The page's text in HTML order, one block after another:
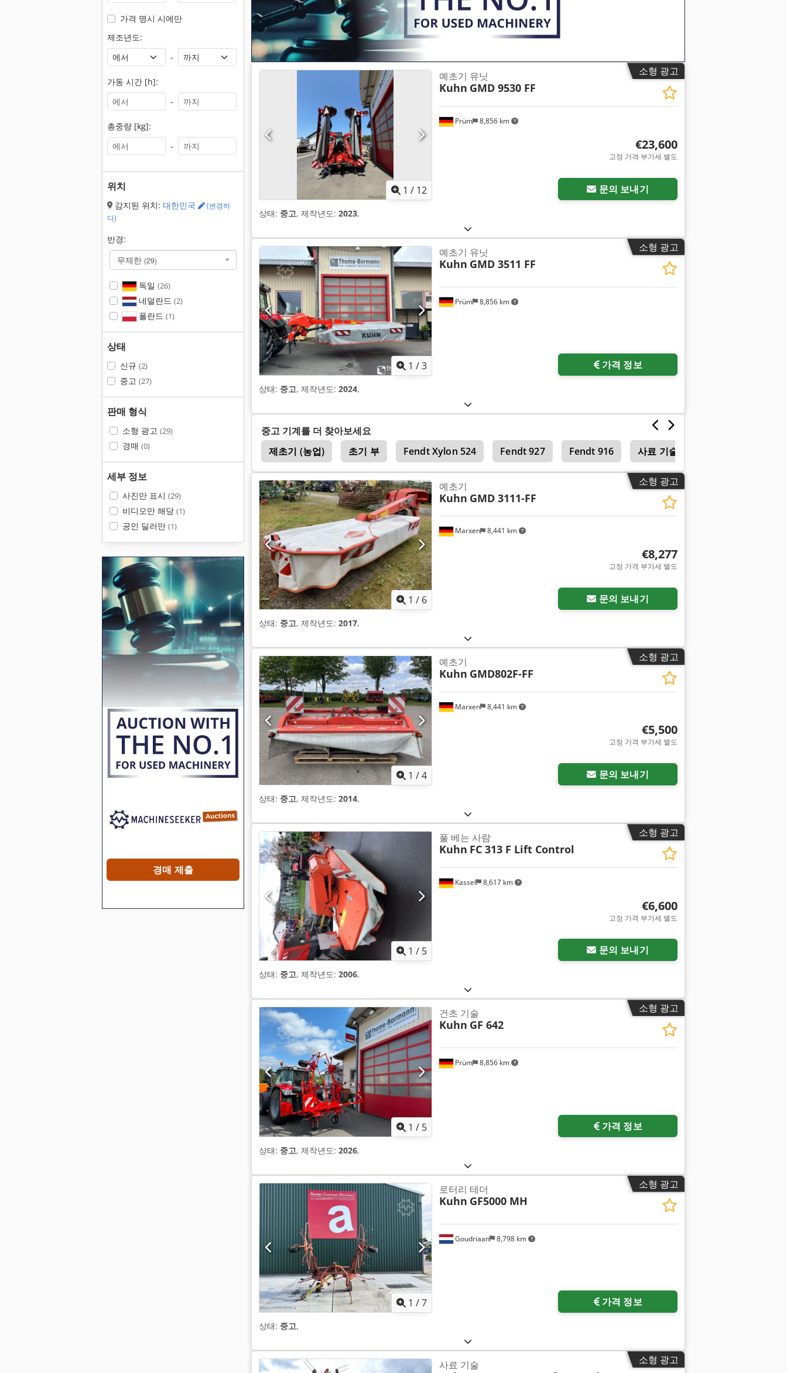
가격 명시 시에만
제조년도:
-
가동 시간 [h]:
-
총중량 [kg]:
-
위치
감지된 위치: 대한민국
(변경하
다)
반경:
무제한 (29)
독일 (26)
네덜란드 (2)
폴란드 (1)
상태
신규 (2)
중고 (27)
판매 형식
소형 광고 (29)
경매 (0)
세부 정보
사진만 표시 (29)
비디오만 해당 (1)
공인 딜러만 (1)
경매 제출
소형 광고
1 / 12
Prüm 8,856 km
예초기 유닛
Kuhn GMD 9530 FF
€23,600
고정 가격 부가세 별도
문의 보내기
상태: 중고, 제작년도: 2023,
소형 광고
1 /3
Prüm 8,856 km
예초기 유닛
Kuhn GMD 3511 FF
가격 정보
상태: 중고, 제작년도: 2024,
중고 기계를 더 찾아보세요
제초기 (농업)
초기 부 Fendt Xylon 524 Fendt 927 Fendt 916 사료 기술 및 급이 기술
Fendt Xylon 524
소형 광고
1 / 6
Marxen 8,441 km
예초기
Kuhn GMD 3111-FF
€8,277
고정 가격 부가세 별도
문의 보내기
상태: 중고, 제작년도: 2017,
소형 광고
1 /4
Marxen 8,441 km
예초기
Kuhn GMD802F-FF
€5,500
고정 가격 부가세 별도
문의 보내기
상태: 중고, 제작년도: 2014,
소형 광고
1 / 5
Kassel 8,617 km
풀 베는 사람
Kuhn FC 313 F Lift Control
€6,600
고정 가격 부가세 별도
문의 보내기
상태: 중고, 제작년도: 2006,
소형 광고
1 / 5
Prüm 8,856 km
건초 기술
Kuhn GF 642
가격 정보
상태: 중고, 제작년도: 2026,
소형 광고
1 /7
Goudriaan 8,798 km
로터리 테더
Kuhn GF5000 MH
가격 정보
상태: 중고,
소형 광고
사료 기술